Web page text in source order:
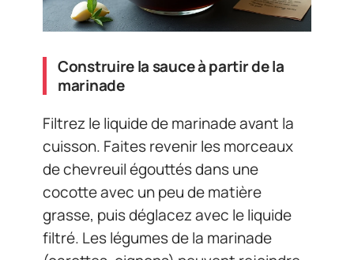
Construire la sauce à partir de la
marinade
Filtrez le liquide de marinade avant la
cuisson. Faites revenir les morceaux
de chevreuil égouttés dans une
cocotte avec un peu de matière
grasse, puis déglacez avec le liquide
filtré. Les légumes de la marinade